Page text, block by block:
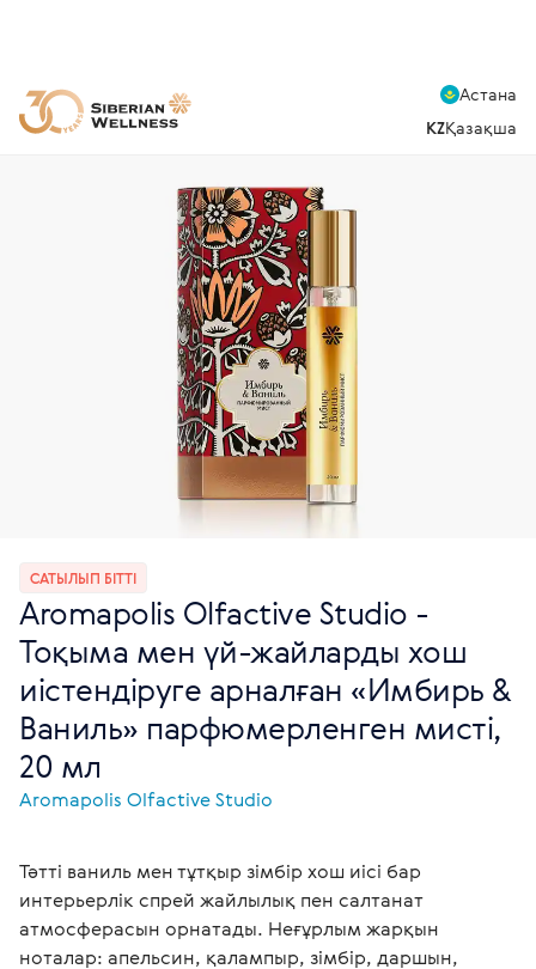
Астана
KZҚазақша
САТЫЛЫП БІТТІ
Aromapolis Olfactive Studio -
Тоқыма мен үй-жайларды хош
иістендіруге арналған «Имбирь &
Ваниль» парфюмерленген мисті,
20 мл
Aromapolis Olfactive Studio
Тәтті ваниль мен тұтқыр зімбір хош иісі бар
интерьерлік спрей жайлылық пен салтанат
атмосферасын орнатады. Неғұрлым жарқын
ноталар: апельсин, қалампыр, зімбір, даршын,